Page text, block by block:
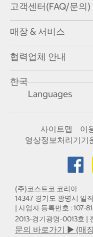
고객센터(FAQ/문의)
매장 & 서비스
협력업체 안내
한국
Languages
사이트맵 이
영상정보처리기기
(주)코스트코 코리아
14347 경기도 광명시 일
| 사업자 등록번호 : 107-
2013-경기광명-0013호 |
문의 바로가기 ▶ (매